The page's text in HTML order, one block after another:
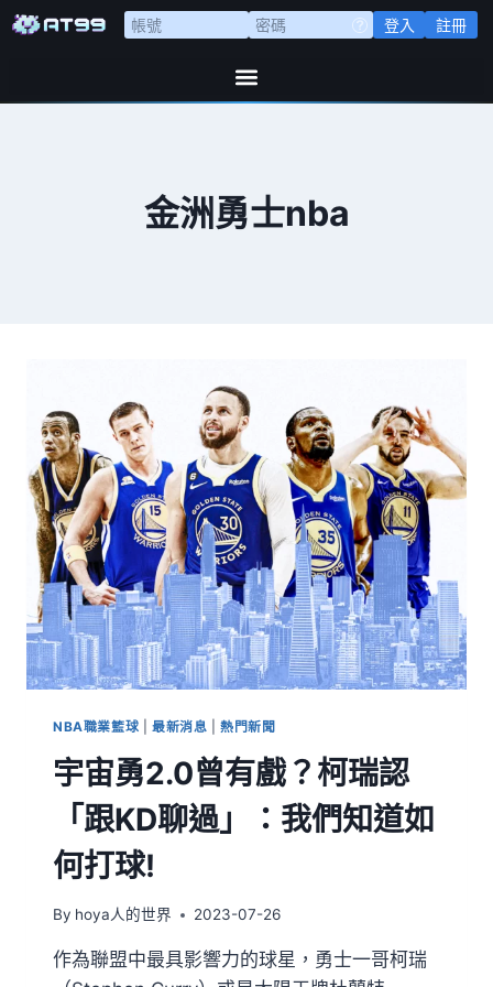
登入 註冊
金洲勇士nba
NBA職業籃球 最新消息 |熱門新聞
宇宙勇2.0曾有戲？柯瑞認
「跟KD聊過」：我們知道如
何打球!
By hoya人的世界 2023-07-26
作為聯盟中最具影響力的球星，勇士一哥柯瑞